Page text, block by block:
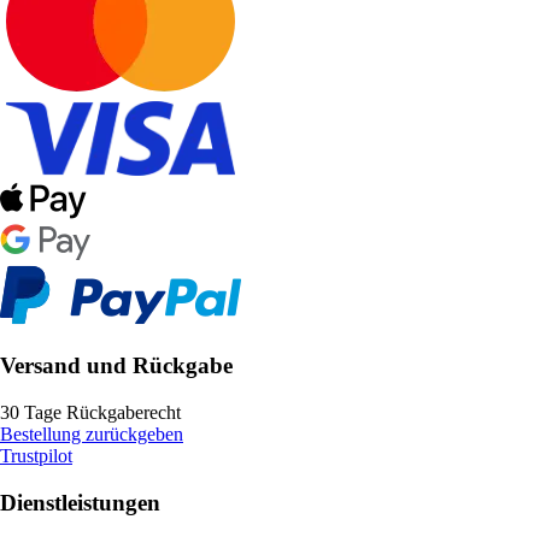
Versand und Rückgabe
30 Tage Rückgaberecht
Bestellung zurückgeben
Trustpilot
Dienstleistungen